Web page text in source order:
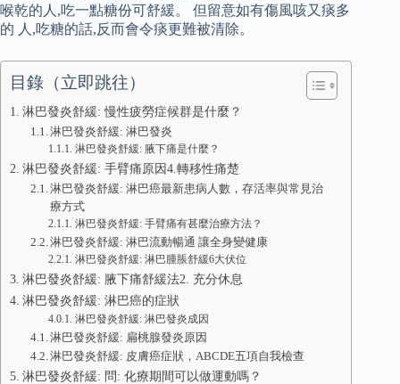
喉乾的人,吃一點糖份可舒緩。 但留意如有傷風咳又痰多
的 人,吃糖的話,反而會令痰更難被清除。
目錄（立即跳往）
淋巴發炎舒緩: 慢性疲勞症候群是什麼？
淋巴發炎舒緩: 淋巴發炎
淋巴發炎舒緩: 腋下痛是什麼？
淋巴發炎舒緩: 手臂痛原因4.轉移性痛楚
淋巴發炎舒緩: 淋巴癌最新患病人數，存活率與常見治
療方式
淋巴發炎舒緩: 手臂痛有甚麼治療方法？
淋巴發炎舒緩: 淋巴流動暢通 讓全身變健康
淋巴發炎舒緩: 淋巴腫脹舒緩6大伏位
淋巴發炎舒緩: 腋下痛舒緩法2. 充分休息
淋巴發炎舒緩: 淋巴癌的症狀
淋巴發炎舒緩: 淋巴發炎成因
淋巴發炎舒緩: 扁桃腺發炎原因
淋巴發炎舒緩: 皮膚癌症狀，ABCDE五項自我檢查
淋巴發炎舒緩: 問: 化療期間可以做運動嗎？